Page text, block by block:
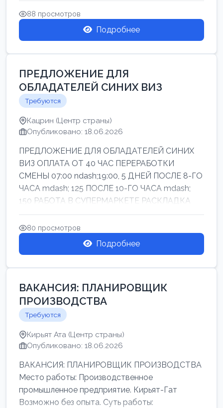
88 просмотров
Подробнее
ПРЕДЛОЖЕНИЕ ДЛЯ
ОБЛАДАТЕЛЕЙ СИНИХ ВИЗ
Требуются
Кацрин (Центр страны)
Опубликовано: 18.06.2026
ПРЕДЛОЖЕНИЕ ДЛЯ ОБЛАДАТЕЛЕЙ СИНИХ
ВИЗ ОПЛАТА ОТ 40 ЧАС ПЕРЕРАБОТКИ
СМЕНЫ 07:00 ndash;19:00, 5 ДНЕЙ ПОСЛЕ 8-ГО
ЧАСА mdash; 125 ПОСЛЕ 10-ГО ЧАСА mdash;
150 РАБОТА В СУПЕРМАРКЕТЕ РАСКЛАДКА
ТОВАРОВ НЕ ТЯЖ...
80 просмотров
Подробнее
ВАКАНСИЯ: ПЛАНИРОВЩИК
ПРОИЗВОДСТВА
Требуются
Кирьят Ата (Центр страны)
Опубликовано: 18.06.2026
ВАКАНСИЯ: ПЛАНИРОВЩИК ПРОИЗВОДСТВА
Место работы: Производственное
промышленное предприятие. Кирьят-Гат
Возможно без опыта. Суть работы: